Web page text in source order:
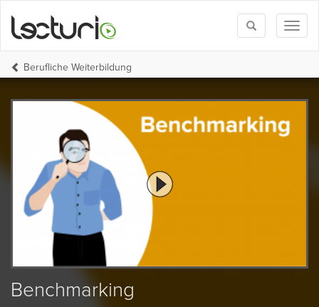
Toggle
search
Berufliche Weiterbildung
Benchmarking